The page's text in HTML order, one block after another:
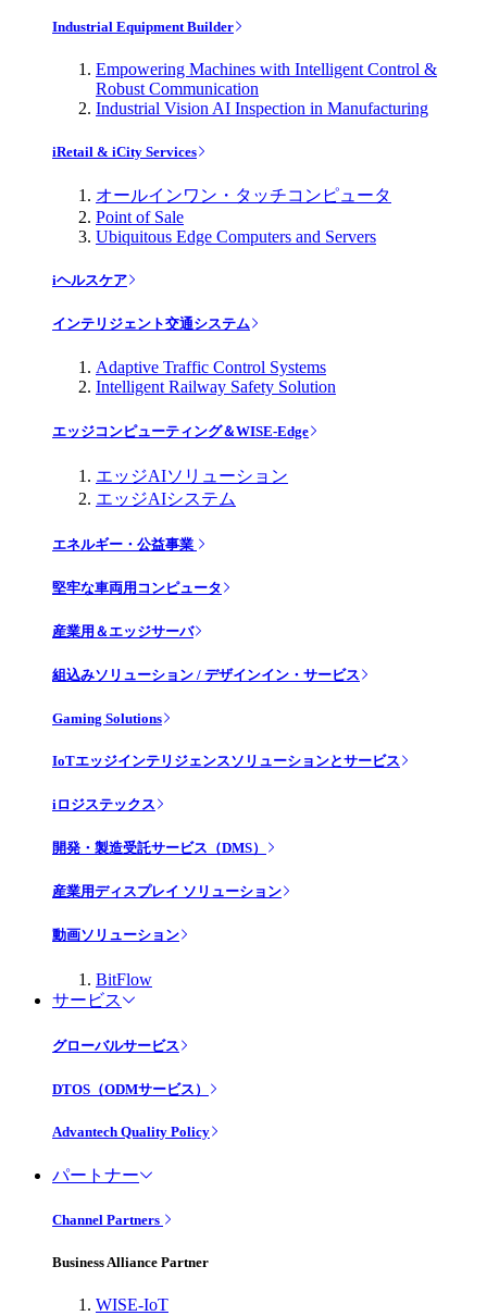
Industrial Equipment Builder
Empowering Machines with Intelligent Control &
Robust Communication
Industrial Vision AI Inspection in Manufacturing
iRetail & iCity Services
オールインワン・タッチコンピュータ
Point of Sale
Ubiquitous Edge Computers and Servers
iヘルスケア
インテリジェント交通システム
Adaptive Traffic Control Systems
Intelligent Railway Safety Solution
エッジコンピューティング＆WISE-Edge
エッジAIソリューション
エッジAIシステム
エネルギー・公益事業
堅牢な車両用コンピュータ
産業用＆エッジサーバ
組込みソリューション / デザインイン・サービス
Gaming Solutions
IoTエッジインテリジェンスソリューションとサービス
iロジステックス
開発・製造受託サービス（DMS）
産業用ディスプレイ ソリューション
動画ソリューション
BitFlow
サービス
グローバルサービス
DTOS（ODMサービス）
Advantech Quality Policy
パートナー
Channel Partners
Business Alliance Partner
WISE-IoT